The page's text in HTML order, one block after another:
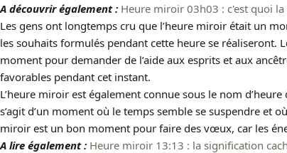
A découvrir également : Heure miroir 03h03 : c'est quoi
Les gens ont longtemps cru que l’heure miroir était un
les souhaits formulés pendant cette heure se réaliseront.
moment pour demander de l’aide aux esprits et aux
favorables pendant cet instant.
L’heure miroir est également connue sous le nom
s’agit d’un moment où le temps semble se suspendre et
miroir est un bon moment pour faire des vœux, car les
A lire également : Heure miroir 13:13 : la signification